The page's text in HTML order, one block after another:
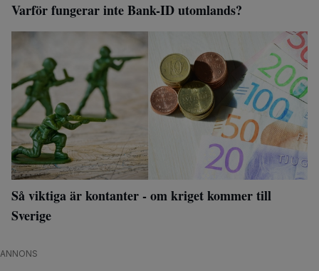
Varför fungerar inte Bank-ID utomlands?
Så viktiga är kontanter - om kriget kommer till
Sverige
ANNONS